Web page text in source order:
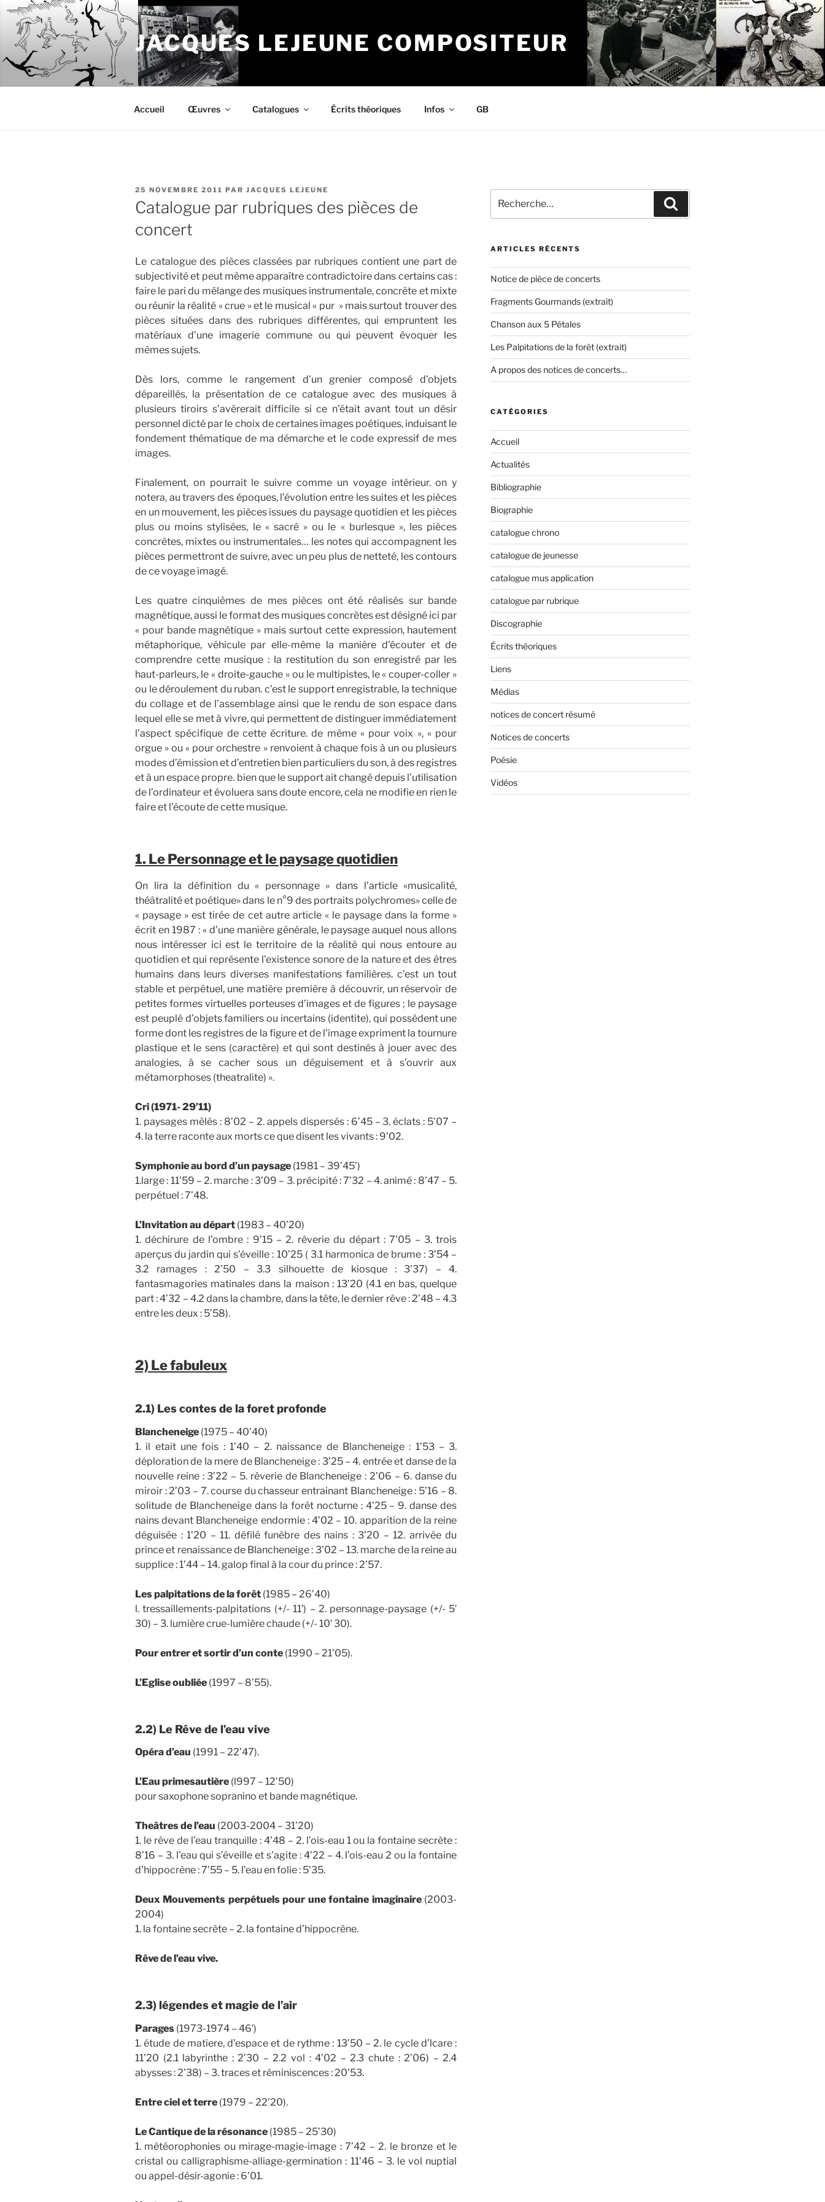
Aller
contenu
principal
JACQUES LEJEUNE COMPOSITEUR
Accueil Œuvres Catalogues Écrits théoriques Infos GB
PUBLIÉ
LE
25 NOVEMBRE 2011 PAR JACQUES LEJEUNE
Catalogue par rubriques des pièces de
concert
Le catalogue des pièces classées par rubriques contient une part de
subjectivité et peut même apparaître contradictoire dans certains cas :
faire le pari du mélange des musiques instrumentale, concrète et mixte
ou réunir la réalité « crue » et le musical « pur » mais surtout trouver des
pièces situées dans des rubriques différentes, qui empruntent les
matériaux d’une imagerie commune ou qui peuvent évoquer les
mêmes sujets.
Dès lors, comme le rangement d’un grenier composé d’objets
dépareillés, la présentation de ce catalogue avec des musiques à
plusieurs tiroirs s’avèrerait difficile si ce n’était avant tout un désir
personnel dicté par le choix de certaines images poétiques, induisant le
fondement thématique de ma démarche et le code expressif de mes
images.
Finalement, on pourrait le suivre comme un voyage intérieur. on y
notera, au travers des époques, l’évolution entre les suites et les pièces
en un mouvement, les pièces issues du paysage quotidien et les pièces
plus ou moins stylisées, le « sacré » ou le « burlesque », les pièces
concrètes, mixtes ou instrumentales… les notes qui accompagnent les
pièces permettront de suivre, avec un peu plus de netteté, les contours
de ce voyage imagé.
Les quatre cinquièmes de mes pièces ont été réalisés sur bande
magnétique, aussi le format des musiques concrètes est désigné ici par
« pour bande magnétique » mais surtout cette expression, hautement
métaphorique, véhicule par elle-même la manière d’écouter et de
comprendre cette musique : la restitution du son enregistré par les
haut-parleurs, le « droite-gauche » ou le multipistes, le « couper-coller »
ou le déroulement du ruban. c’est le support enregistrable, la technique
du collage et de l’assemblage ainsi que le rendu de son espace dans
lequel elle se met à vivre, qui permettent de distinguer immédiatement
l’aspect spécifique de cette écriture. de même « pour voix », « pour
orgue » ou « pour orchestre » renvoient à chaque fois à un ou plusieurs
modes d’émission et d’entretien bien particuliers du son, à des registres
et à un espace propre. bien que le support ait changé depuis l’utilisation
de l’ordinateur et évoluera sans doute encore, cela ne modifie en rien le
faire et l’écoute de cette musique.
1. Le Personnage et le paysage quotidien
On lira la définition du « personnage » dans l’article «musicalité,
théâtralité et poétique» dans le n°9 des portraits polychromes» celle de
« paysage » est tirée de cet autre article « le paysage dans la forme »
écrit en 1987 : « d’une manière générale, le paysage auquel nous allons
nous intéresser ici est le territoire de la réalité qui nous entoure au
quotidien et qui représente l’existence sonore de la nature et des êtres
humains dans leurs diverses manifestations familières. c’est un tout
stable et perpétuel, une matière première à découvrir, un réservoir de
petites formes virtuelles porteuses d’images et de figures ; le paysage
est peuplé d’objets familiers ou incertains (identite), qui possèdent une
forme dont les registres de la figure et de l’image expriment la tournure
plastique et le sens (caractère) et qui sont destinés à jouer avec des
analogies, à se cacher sous un déguisement et à s’ouvrir aux
métamorphoses (theatralite) ».
Cri (1971- 29’11)
1. paysages mèlés : 8’02 – 2. appels dispersés : 6’45 – 3. éclats : 5’07 –
4. la terre raconte aux morts ce que disent les vivants : 9’02.
Symphonie au bord d’un paysage (1981 – 39’45’)
1.large : 11’59 – 2. marche : 3’09 – 3. précipité : 7’32 – 4. animé : 8’47 – 5.
perpétuel : 7’48.
L’Invitation au départ (1983 – 40’20)
1. déchirure de l’ombre : 9’15 – 2. rêverie du départ : 7’05 – 3. trois
aperçus du jardin qui s’éveille : 10’25 ( 3.1 harmonica de brume : 3’54 –
3.2 ramages : 2’50 – 3.3 silhouette de kiosque : 3’37) – 4.
fantasmagories matinales dans la maison : 13’20 (4.1 en bas, quelque
part : 4’32 – 4.2 dans la chambre, dans la tête, le dernier rêve : 2’48 – 4.3
entre les deux : 5’58).
2) Le fabuleux
2.1) Les contes de la foret profonde
Blancheneige (1975 – 40’40)
1. il etait une fois : 1’40 – 2. naissance de Blancheneige : 1’53 – 3.
déploration de la mere de Blancheneige : 3’25 – 4. entrée et danse de la
nouvelle reine : 3’22 – 5. rêverie de Blancheneige : 2’06 – 6. danse du
miroir : 2’03 – 7. course du chasseur entrainant Blancheneige : 5’16 – 8.
solitude de Blancheneige dans la forêt nocturne : 4’25 – 9. danse des
nains devant Blancheneige endormie : 4’02 – 10. apparition de la reine
déguisée : 1’20 – 11. défilé funèbre des nains : 3’20 – 12. arrivée du
prince et renaissance de Blancheneige : 3’02 – 13. marche de la reine au
supplice : 1’44 – 14. galop final à la cour du prince : 2’57.
Les palpitations de la forêt (1985 – 26’40)
l. tressaillements-palpitations (+/- 11′) – 2. personnage-paysage (+/- 5′
30) – 3. lumière crue-lumière chaude (+/- 10′ 30).
Pour entrer et sortir d’un conte (1990 – 21’05).
L’Eglise oubliée (1997 – 8’55).
2.2) Le Rêve de l’eau vive
Opéra d’eau (1991 – 22’47).
L’Eau primesautière (l997 – 12’50)
pour saxophone sopranino et bande magnétique.
Theâtres de l’eau (2003-2004 – 31’20)
1. le rêve de l’eau tranquille : 4’48 – 2. l’ois-eau 1 ou la fontaine secrète :
8’16 – 3. l’eau qui s’éveille et s’agite : 4’22 – 4. l’ois-eau 2 ou la fontaine
d’hippocrène : 7’55 – 5. l’eau en folie : 5’35.
Deux Mouvements perpétuels pour une fontaine imaginaire(2003-
2004)
1. la fontaine secrète – 2. la fontaine d’hippocrène.
Rêve de l’eau vive.
2.3) légendes et magie de l’air
Parages (1973-1974 – 46′)
1. étude de matiere, d’espace et de rythme : 13’50 – 2. le cycle d’lcare :
11’20 (2.1 labyrinthe : 2’30 – 2.2 vol : 4’02 – 2.3 chute : 2’06) – 2.4
abysses : 2’38) – 3. traces et réminiscences : 20’53.
Entre ciel et terre (1979 – 22’20).
Le Cantique de la résonance (1985 – 25’30)
1. météorophonies ou mirage-magie-image : 7’42 – 2. le bronze et le
cristal ou calligraphisme-alliage-germination : 11’46 – 3. le vol nuptial
ou appel-désir-agonie : 6’01.
pour
:
ARTICLES RÉCENTS
Notice de pièce de concerts
Fragments Gourmands (extrait)
Chanson aux 5 Pétales
Les Palpitations de la forêt (extrait)
A propos des notices de concerts…
CATÉGORIES
Accueil
Actualités
Bibliographie
Biographie
catalogue chrono
catalogue de jeunesse
catalogue mus application
catalogue par rubrique
Discographie
Écrits théoriques
Liens
Médias
notices de concert résumé
Notices de concerts
Poésie
Vidéos